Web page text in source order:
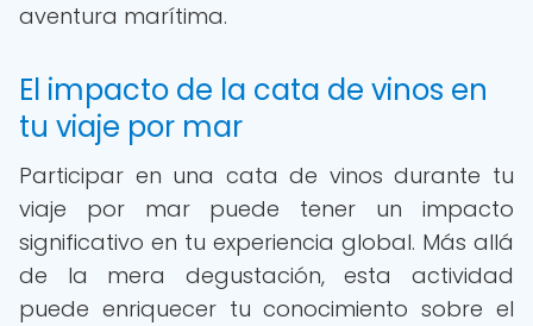
aventura marítima.
El impacto de la cata de vinos en
tu viaje por mar
Participar en una cata de vinos durante tu
viaje por mar puede tener un impacto
significativo en tu experiencia global. Más allá
de la mera degustación, esta actividad
puede enriquecer tu conocimiento sobre el